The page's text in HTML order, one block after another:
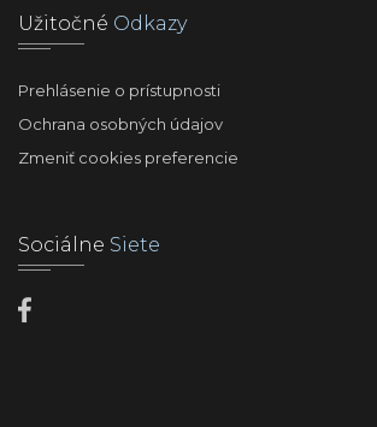
Užitočné Odkazy
Prehlásenie o prístupnosti
Ochrana osobných údajov
Zmeniť cookies preferencie
Sociálne Siete